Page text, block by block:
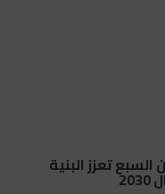
تعزز البنية